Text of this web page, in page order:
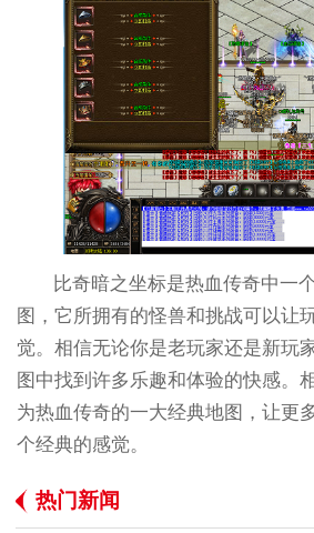
比奇暗之坐标是热血传奇中一
图，它所拥有的怪兽和挑战可以让
觉。相信无论你是老玩家还是新玩
图中找到许多乐趣和体验的快感。
为热血传奇的一大经典地图，让更
个经典的感觉。
热门新闻